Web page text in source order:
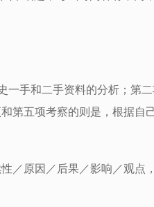
一手和二手资料的分析；第
第五项考察的则是，根据自
／原因／后果／影响／观点